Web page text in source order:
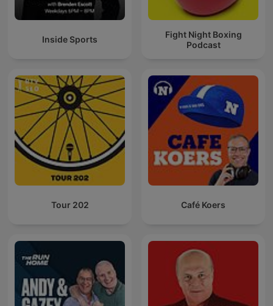
Inside Sports
Fight Night Boxing
Podcast
Tour 202 Café Koers